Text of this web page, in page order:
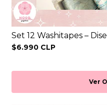
Set 12 Washitapes –
$6.990 CLP
Ver